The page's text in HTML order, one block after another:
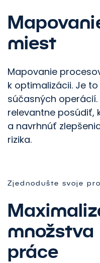
miest
Mapovanie
k optimalizácii. Je
súčasných
relevantne posúdiť,
a navrhnúť
rizika.
Zjednodušte svoje
množstva
práce